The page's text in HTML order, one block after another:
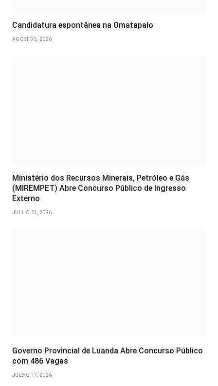
Candidatura espontânea na Omatapalo
AGOSTO 5, 2026
Ministério dos Recursos Minerais, Petróleo e Gás
(MIREMPET) Abre Concurso Público de Ingresso
Externo
JULHO 23, 2026
Governo Provincial de Luanda Abre Concurso Público
com 486 Vagas
JULHO 17, 2026